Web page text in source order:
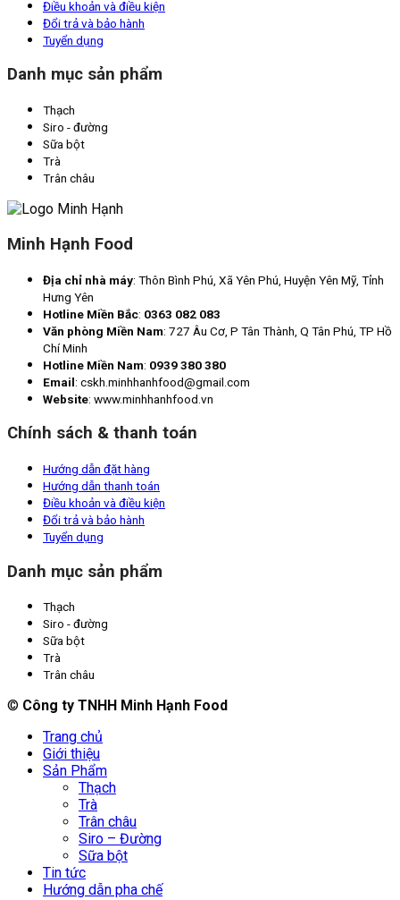
Điều khoản và điều kiện
Đổi trả và bảo hành
Tuyển dụng
Danh mục sản phẩm
Thạch
Siro - đường
Sữa bột
Trà
Trân châu
Minh Hạnh Food
Địa chỉ nhà máy: Thôn Bình Phú, Xã Yên Phú, Huyện Yên Mỹ, Tỉnh
Hưng Yên
Hotline Miền Bắc: 0363 082 083
Văn phòng Miền Nam: 727 Âu Cơ, P Tân Thành, Q Tân Phú, TP Hồ
Chí Minh
Hotline Miền Nam: 0939 380 380
Email: cskh.minhhanhfood@gmail.com
Website: www.minhhanhfood.vn
Chính sách & thanh toán
Hướng dẫn đặt hàng
Hướng dẫn thanh toán
Điều khoản và điều kiện
Đổi trả và bảo hành
Tuyển dụng
Danh mục sản phẩm
Thạch
Siro - đường
Sữa bột
Trà
Trân châu
© Công ty TNHH Minh Hạnh Food
Trang chủ
Giới thiệu
Sản Phẩm
Thạch
Trà
Trân châu
Siro – Đường
Sữa bột
Tin tức
Hướng dẫn pha chế